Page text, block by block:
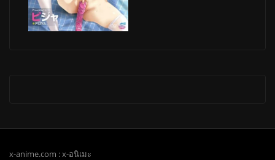
x-anime.com : x-อนิเมะ